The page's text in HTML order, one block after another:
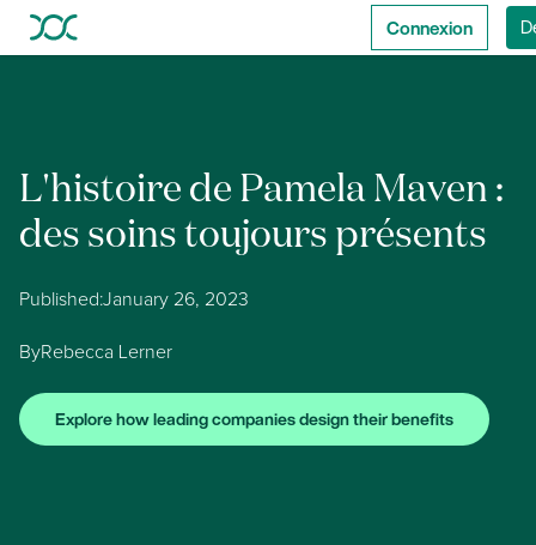
Connexion
L'histoire de Pamela Maven :
des soins toujours présents
Published:January 26, 2023
ByRebecca Lerner
Explore how leading companies design their benefits